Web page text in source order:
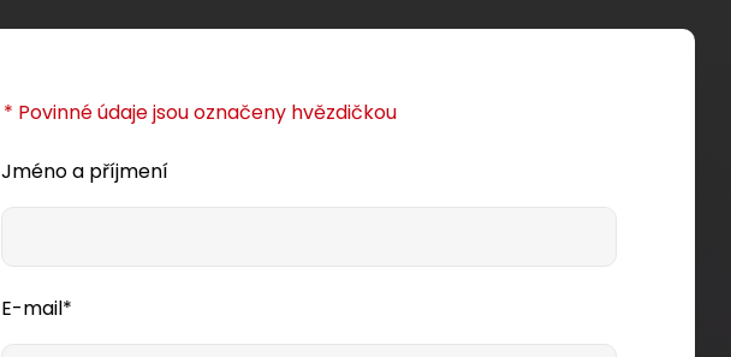
* Povinné údaje jsou označeny hvězdičkou
Jméno a příjmení
E-mail*